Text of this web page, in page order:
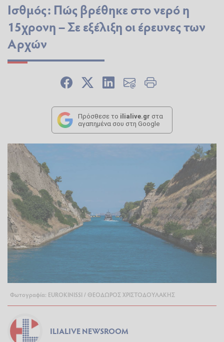
Ισθμός: Πώς βρέθηκε στο νερό η
15χρονη – Σε εξέλιξη οι έρευνες των
Αρχών
Πρόσθεσε το ilialive.gr στα
αγαπημένα σου στη Google
Φωτογραφία: EUROKINISSI / ΘΕΟΔΩΡΟΣ ΧΡΙΣΤΟΔΟΥΛΑΚΗΣ
ILIALIVE NEWSROOM